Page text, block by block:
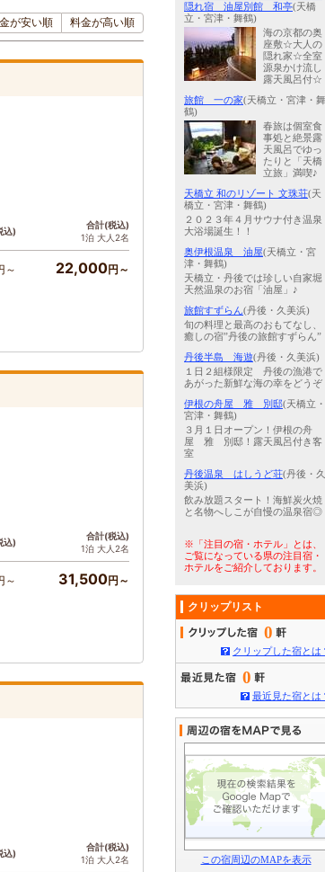
が安い順 料金が高い順
込)
合計(税込)
1泊 大人2名
～ 22,000円～
込)
合計(税込)
1泊 大人2名
～ 31,500円～
込)
合計(税込)
1泊 大人2名
隠れ宿 油屋別館 和亭(天橋
立・宮津・舞鶴)
海の京都の奥
座敷☆大人の
隠れ家☆全室
源泉かけ流し
露天風呂付☆
旅館 一の家(天橋立・宮津・舞
鶴)
春旅は個室食
事処と絶景露
天風呂でゆっ
たりと「天橋
立旅」満喫♪
天橋立 和のリゾート 文珠荘(天
橋立・宮津・舞鶴)
２０２３年４月サウナ付き温泉
大浴場誕生！！
奥伊根温泉 油屋(天橋立・宮
津・舞鶴)
天橋立・丹後では珍しい自家堀
天然温泉のお宿「油屋」♪
旅館すずらん(丹後・久美浜)
旬の料理と最高のおもてなし、
癒しの宿”丹後の旅館すずらん”
丹後半島 海遊(丹後・久美浜)
１日２組様限定 丹後の漁港で
あがった新鮮な海の幸をどうぞ
伊根の舟屋 雅 別邸(天橋立・
宮津・舞鶴)
３月１日オープン！伊根の舟
屋 雅 別邸！露天風呂付き客
室
丹後温泉 はしうど荘(丹後・久
美浜)
飲み放題スタート！海鮮炭火焼
と名物へしこが自慢の温泉宿◎
※「注目の宿・ホテル」とは、
ご覧になっている県の注目宿・
ホテルをご紹介しております。
クリップリスト
0
クリップした宿とは
0
最近見た宿とは
この宿周辺のMAPを表示